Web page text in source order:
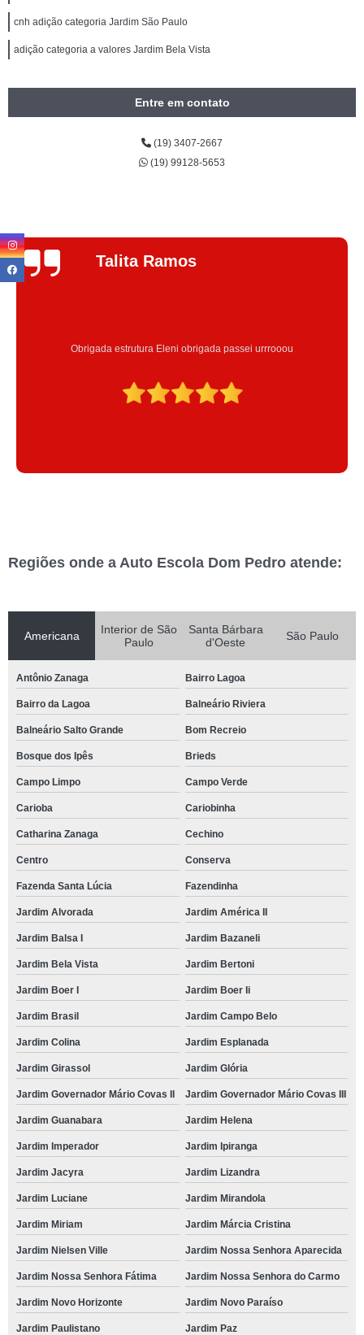
cnh adição categoria Jardim São Paulo
adição categoria a valores Jardim Bela Vista
Entre em contato
(19) 3407-2667
(19) 99128-5653
Jhenifer
Correia
Excelente atendimento , a Instrutora Eleni maravilhosa atenciosa
Regiões onde a Auto Escola Dom Pedro atende:
Americana
Interior de São
Paulo
Santa Bárbara
d'Oeste
São Paulo
Antônio Zanaga Bairro Lagoa
Bairro da Lagoa Balneário Riviera
Balneário Salto Grande Bom Recreio
Bosque dos Ipês Brieds
Campo Limpo Campo Verde
Carioba Cariobinha
Catharina Zanaga Cechino
Centro Conserva
Fazenda Santa Lúcia Fazendinha
Jardim Alvorada Jardim América II
Jardim Balsa I Jardim Bazaneli
Jardim Bela Vista Jardim Bertoni
Jardim Boer I Jardim Boer Ii
Jardim Brasil Jardim Campo Belo
Jardim Colina Jardim Esplanada
Jardim Girassol Jardim Glória
Jardim Governador Mário Covas II Jardim Governador Mário Covas III
Jardim Guanabara Jardim Helena
Jardim Imperador Jardim Ipiranga
Jardim Jacyra Jardim Lizandra
Jardim Luciane Jardim Mirandola
Jardim Miriam Jardim Márcia Cristina
Jardim Nielsen Ville Jardim Nossa Senhora Aparecida
Jardim Nossa Senhora Fátima Jardim Nossa Senhora do Carmo
Jardim Novo Horizonte Jardim Novo Paraíso
Jardim Paulistano Jardim Paz